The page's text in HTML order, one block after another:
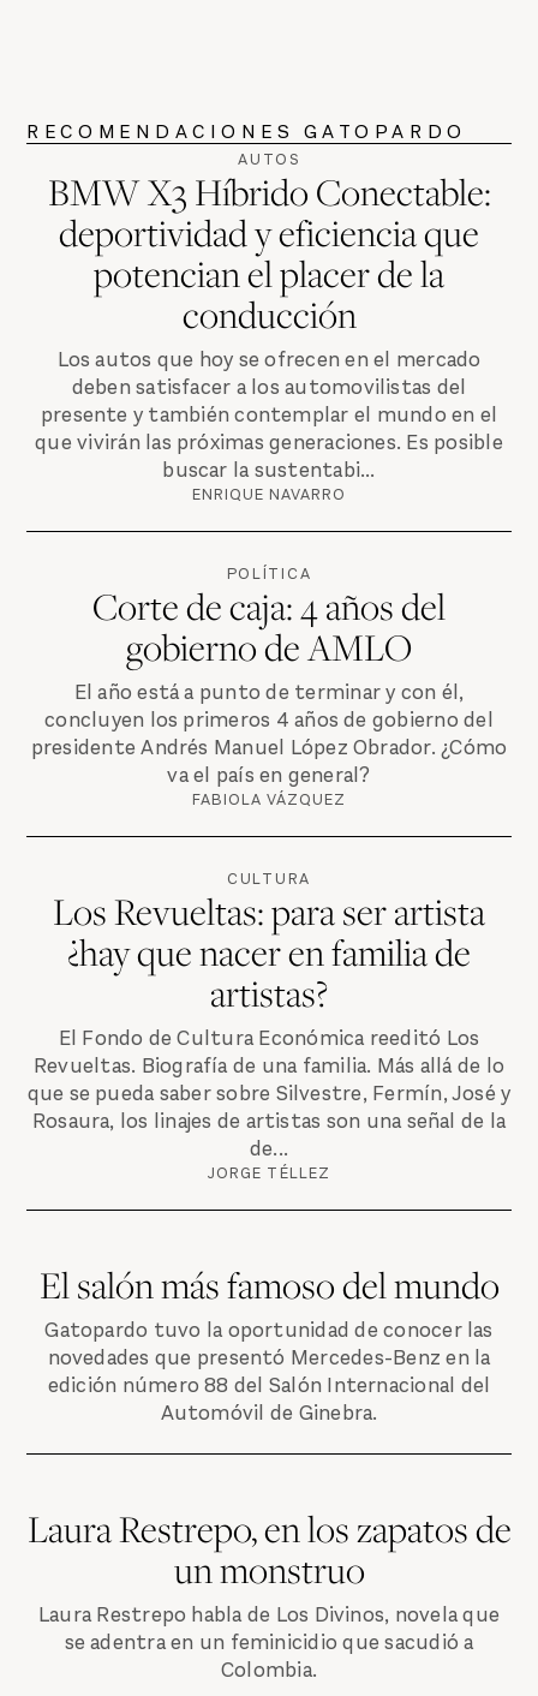
RECOMENDACIONES GATOPARDO
AUTOS
BMW X3 Híbrido Conectable:
deportividad y eficiencia que
potencian el placer de la
conducción
Los autos que hoy se ofrecen en el mercado
deben satisfacer a los automovilistas del
presente y también contemplar el mundo en el
que vivirán las próximas generaciones. Es posible
buscar la sustentabi...
ENRIQUE NAVARRO
POLÍTICA
Corte de caja: 4 años del
gobierno de AMLO
El año está a punto de terminar y con él,
concluyen los primeros 4 años de gobierno del
presidente Andrés Manuel López Obrador. ¿Cómo
va el país en general?
FABIOLA VÁZQUEZ
CULTURA
Los Revueltas: para ser artista
¿hay que nacer en familia de
artistas?
El Fondo de Cultura Económica reeditó Los
Revueltas. Biografía de una familia. Más allá de lo
que se pueda saber sobre Silvestre, Fermín, José y
Rosaura, los linajes de artistas son una señal de la
de...
JORGE TÉLLEZ
El salón más famoso del mundo
Gatopardo tuvo la oportunidad de conocer las
novedades que presentó Mercedes-Benz en la
edición número 88 del Salón Internacional del
Automóvil de Ginebra.
Laura Restrepo, en los zapatos de
un monstruo
Laura Restrepo habla de Los Divinos, novela que
se adentra en un feminicidio que sacudió a
Colombia.